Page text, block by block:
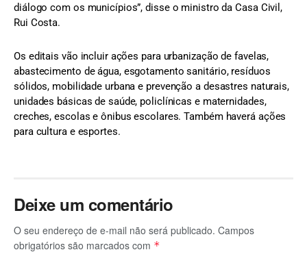
diálogo com os municípios”, disse o ministro da Casa Civil,
Rui Costa.
Os editais vão incluir ações para urbanização de favelas,
abastecimento de água, esgotamento sanitário, resíduos
sólidos, mobilidade urbana e prevenção a desastres naturais,
unidades básicas de saúde, policlínicas e maternidades,
creches, escolas e ônibus escolares. Também haverá ações
para cultura e esportes.
Deixe um comentário
O seu endereço de e-mail não será publicado. Campos
obrigatórios são marcados com *